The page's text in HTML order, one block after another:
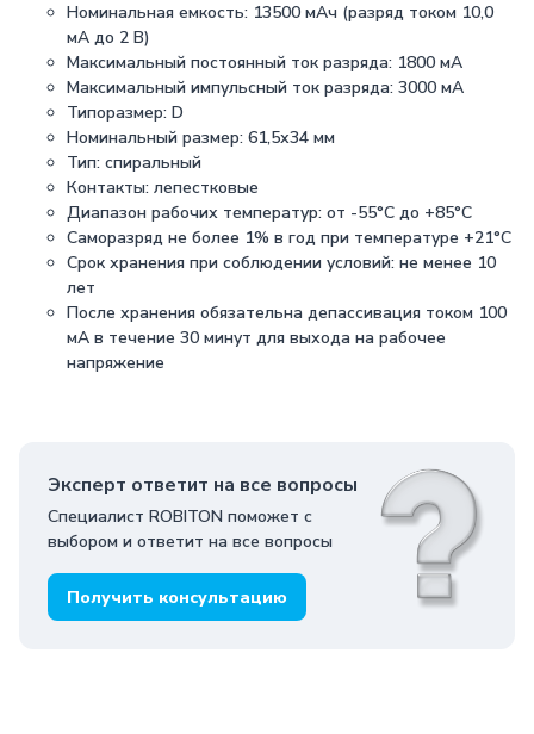
Номинальная емкость: 13500 мАч (разряд током 10,0
мА до 2 В)
Максимальный постоянный ток разряда: 1800 мА
Максимальный импульсный ток разряда: 3000 мА
Типоразмер: D
Номинальный размер: 61,5х34 мм
Тип: спиральный
Контакты: лепестковые
Диапазон рабочих температур: от -55°С до +85°С
Саморазряд не более 1% в год при температуре +21°С
Срок хранения при соблюдении условий: не менее 10
лет
После хранения обязательна депассивация током 100
мА в течение 30 минут для выхода на рабочее
напряжение
Эксперт ответит на все вопросы
Специалист ROBITON поможет с
выбором и ответит на все вопросы
Получить консультацию